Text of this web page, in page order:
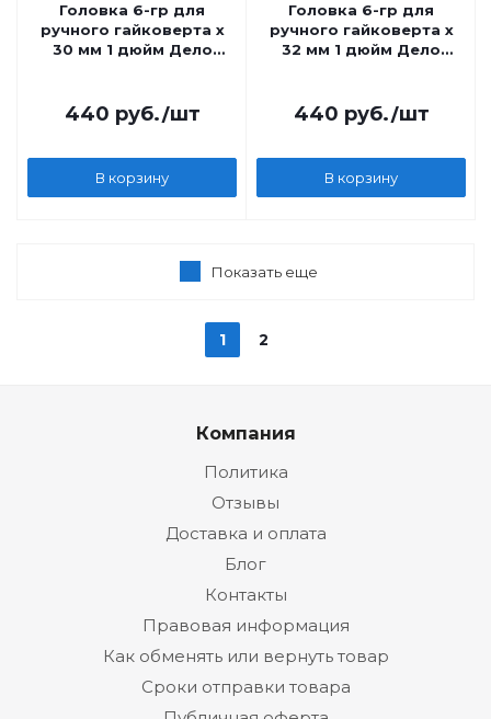
Головка 6-гр для
ручного гайковерта х
30 мм 1 дюйм Дело
440 руб./шт
В корзину
Головка 6-гр для
ручного гайковерта х
32 мм 1 дюйм Дело
440 руб./шт
В корзину
Показать еще
1 2
Компания
Политика
Отзывы
Доставка и оплата
Блог
Контакты
Правовая информация
Как обменять или вернуть товар
Сроки отправки товара